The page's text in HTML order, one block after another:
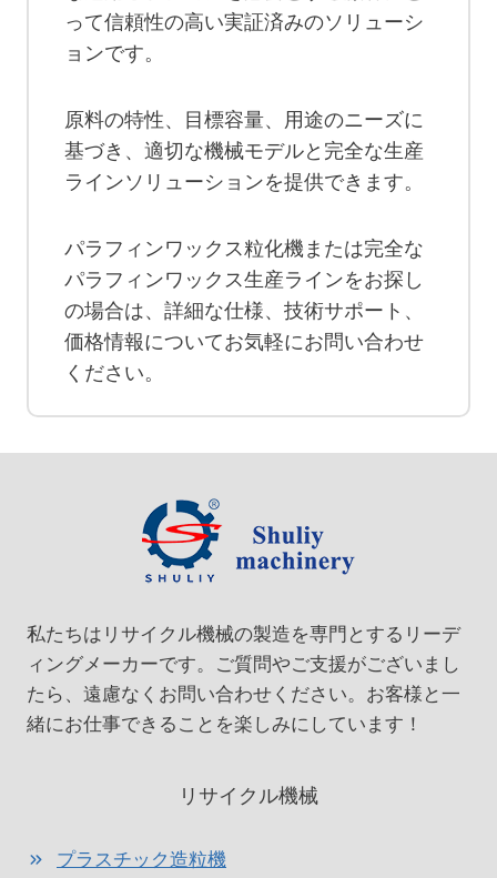
って信頼性の高い実証済みのソリューシ
ョンです。
原料の特性、目標容量、用途のニーズに
基づき、適切な機械モデルと完全な生産
ラインソリューションを提供できます。
パラフィンワックス粒化機または完全な
パラフィンワックス生産ラインをお探し
の場合は、詳細な仕様、技術サポート、
価格情報についてお気軽にお問い合わせ
ください。
私たちはリサイクル機械の製造を専門とするリーデ
ィングメーカーです。ご質問やご支援がございまし
たら、遠慮なくお問い合わせください。お客様と一
緒にお仕事できることを楽しみにしています！
リサイクル機械
プラスチック造粒機